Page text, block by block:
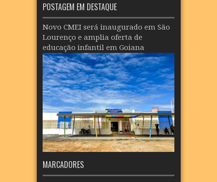
POSTAGEM EM DESTAQUE
Novo CMEI será inaugurado em São
Lourenço e amplia oferta de
educação infantil em Goiana
MARCADORES